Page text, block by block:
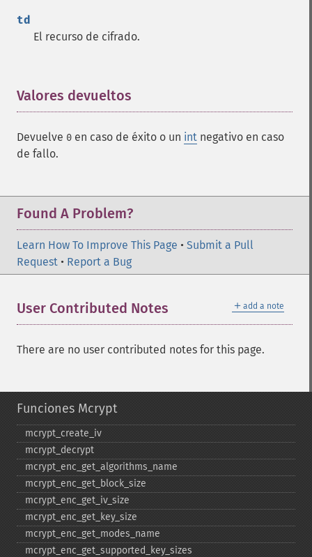
td
El recurso de cifrado.
Valores devueltos
Devuelve 0 en caso de éxito o un int negativo en caso
de fallo.
Found A Problem?
Learn How To Improve This Page • Submit a Pull
Request • Report a Bug
＋ add a note
User Contributed Notes
There are no user contributed notes for this page.
Funciones Mcrypt
mcrypt_​create_​iv
mcrypt_​decrypt
mcrypt_​enc_​get_​algorithms_​name
mcrypt_​enc_​get_​block_​size
mcrypt_​enc_​get_​iv_​size
mcrypt_​enc_​get_​key_​size
mcrypt_​enc_​get_​modes_​name
mcrypt_​enc_​get_​supported_​key_​sizes